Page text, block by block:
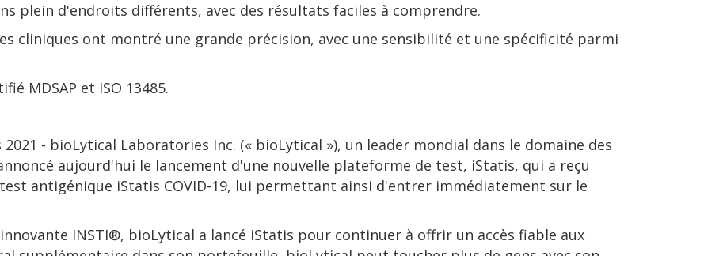
plein d'endroits différents, avec des résultats faciles à comprendre.
cliniques ont montré une grande précision, avec une sensibilité et une spécificité parmi
MDSAP et ISO 13485.
- bioLytical Laboratories Inc. (« bioLytical »), un leader mondial dans le domaine des
aujourd'hui le lancement d'une nouvelle plateforme de test, iStatis, qui a reçu
antigénique iStatis COVID-19, lui permettant ainsi d'entrer immédiatement sur le
INSTI®, bioLytical a lancé iStatis pour continuer à offrir un accès fiable aux